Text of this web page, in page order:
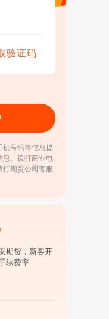
验证码
机号码等信息提
息、拨打商业电
打期货公司客服
期货，新客开
续费率